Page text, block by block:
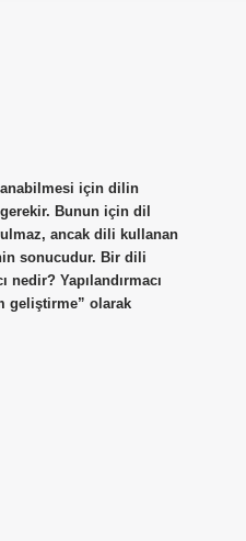
için dilin
Bunun için dil
ancak dili kullanan
sonucudur. Bir dili
Yapılandırmacı
geliştirme” olarak